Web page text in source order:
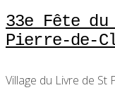
33e Fête
Pierre-de-
Village du Livre de St